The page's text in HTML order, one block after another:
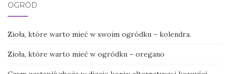
OGRÓD
Zioła, które warto mieć w swoim ogródku – kolendra.
Zioła, które warto mieć w ogródku – oregano